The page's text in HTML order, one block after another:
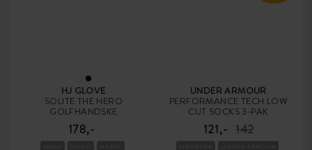
HJ GLOVE
SOLITE THE HERO
GOLFHANDSKE
178,-
UNDER ARMOUR
PERFORMANCE TECH LOW
CUT SOCKS 3-PAK
121,- 142